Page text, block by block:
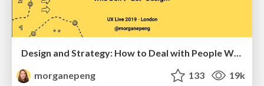
Design and Strategy: How to Deal with People Who Don’t "Get" Design
morganepeng
133 19k